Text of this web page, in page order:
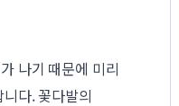
나기 때문에 미리
다. 꽃다발의